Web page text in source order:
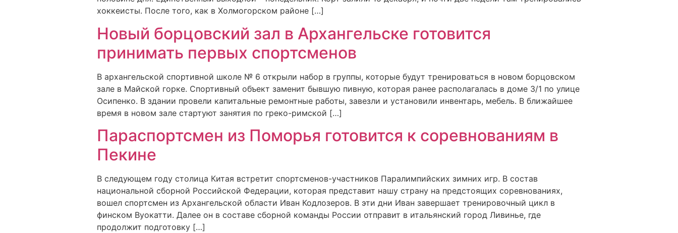
хоккеисты. После того, как в Холмогорском районе […]
Новый борцовский зал в Архангельске готовится
принимать первых спортсменов
В архангельской спортивной школе № 6 открыли набор в группы, которые будут тренироваться в новом борцовском
зале в Майской горке. Спортивный объект заменит бывшую пивную, которая ранее располагалась в доме 3/1 по улице
Осипенко. В здании провели капитальные ремонтные работы, завезли и установили инвентарь, мебель. В ближайшее
время в новом зале стартуют занятия по греко-римской […]
Параспортсмен из Поморья готовится к соревнованиям в
Пекине
В следующем году столица Китая встретит спортсменов-участников Паралимпийских зимних игр. В состав
национальной сборной Российской Федерации, которая представит нашу страну на предстоящих соревнованиях,
вошел спортсмен из Архангельской области Иван Кодлозеров. В эти дни Иван завершает тренировочный цикл в
финском Вуокатти. Далее он в составе сборной команды России отправит в итальянский город Ливинье, где
продолжит подготовку […]